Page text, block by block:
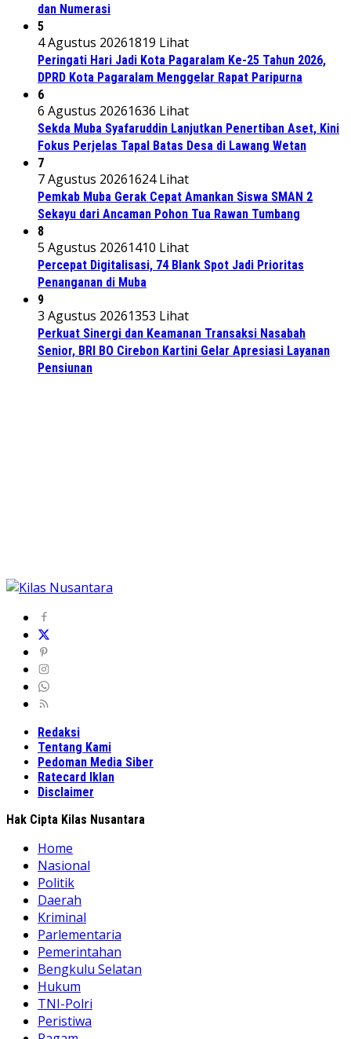
dan Numerasi
5
4 Agustus 20261819 Lihat
Peringati Hari Jadi Kota Pagaralam Ke-25 Tahun 2026,
DPRD Kota Pagaralam Menggelar Rapat Paripurna
6
6 Agustus 20261636 Lihat
Sekda Muba Syafaruddin Lanjutkan Penertiban Aset, Kini
Fokus Perjelas Tapal Batas Desa di Lawang Wetan
7
7 Agustus 20261624 Lihat
Pemkab Muba Gerak Cepat Amankan Siswa SMAN 2
Sekayu dari Ancaman Pohon Tua Rawan Tumbang
8
5 Agustus 20261410 Lihat
Percepat Digitalisasi, 74 Blank Spot Jadi Prioritas
Penanganan di Muba
9
3 Agustus 20261353 Lihat
Perkuat Sinergi dan Keamanan Transaksi Nasabah
Senior, BRI BO Cirebon Kartini Gelar Apresiasi Layanan
Pensiunan
Redaksi
Tentang Kami
Pedoman Media Siber
Ratecard Iklan
Disclaimer
Hak Cipta Kilas Nusantara
Home
Nasional
Politik
Daerah
Kriminal
Parlementaria
Pemerintahan
Bengkulu Selatan
Hukum
TNI-Polri
Peristiwa